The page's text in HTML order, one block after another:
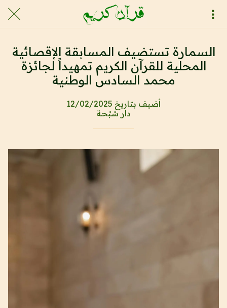
السمارة تستضيف المسابقة الإقصائية
المحلية للقرآن الكريم تمهيداً لجائزة
محمد السادس الوطنية
أضيف بتاريخ 12/02/2025
دار سُبْحة